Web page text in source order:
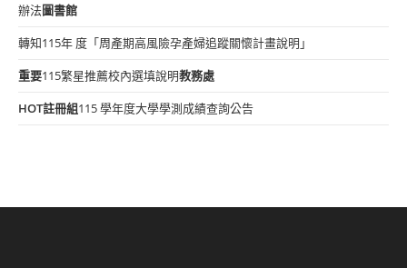
辦法圖書館
轉知115年 度「周產期高風險孕產婦追蹤關懷計畫說明」
重要115繁星推薦校內選填說明教務處
HOT註冊組115 學年度大學學測成績查詢公告